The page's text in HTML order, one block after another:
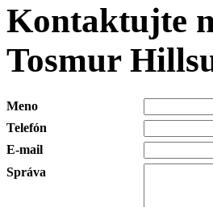
Kontaktujte
Tosmur
Meno
Telefón
E-mail
Správa